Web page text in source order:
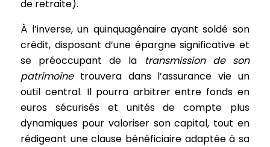
de retraite).
À l’inverse, un quinquagénaire ayant soldé son
crédit, disposant d’une épargne significative et
se préoccupant de la
transmission de son
patrimoinetrouvera dans l’assurance vie un
outil central. Il pourra arbitrer entre fonds en
euros sécurisés et unités de compte plus
dynamiques pour valoriser son capital, tout en
rédigeant une clause bénéficiaire adaptée à sa